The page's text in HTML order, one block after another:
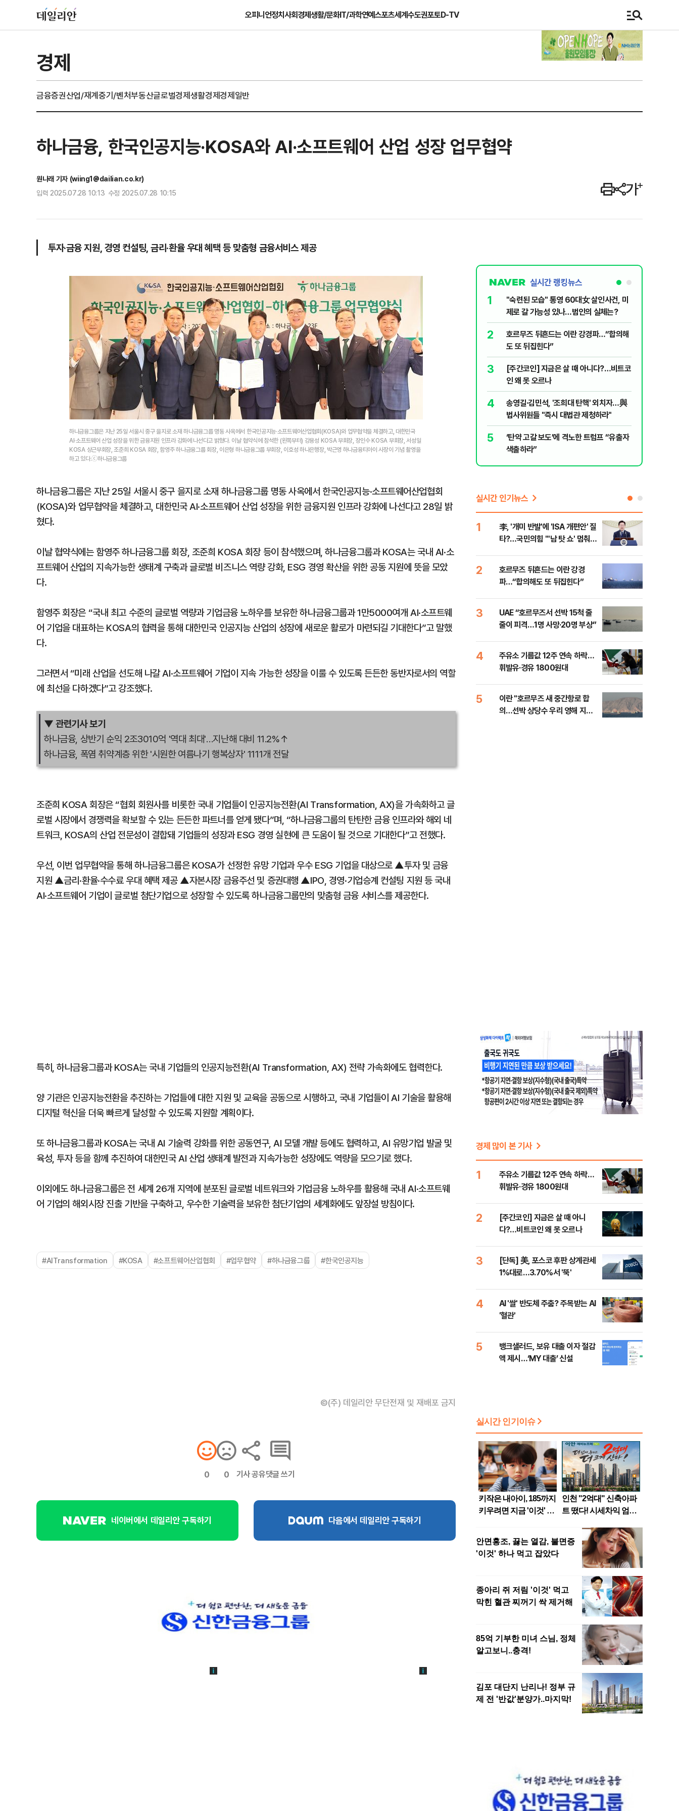
오피니언정치사회경제생활/문화IT/과학연예스포츠세계수도권포토D-TV
경제
금융증권산업/재계중기/벤처부동산글로벌경제생활경제경제일반
하나금융, 한국인공지능·KOSA와 AI·소프트웨어 산업 성장 업무협약
원나래 기자 (wiing1@dailian.co.kr)
입력 2025.07.28 10:13 수정 2025.07.28 10:15
투자·금융 지원, 경영 컨설팅, 금리·환율 우대 혜택 등 맞춤형 금융서비스 제공
하나금융그룹은 지난 25일 서울시 중구 을지로 소재 하나금융그룹 명동 사옥에서 한국인공지능·소프트웨어산업협회(KOSA)와 업무협약을 체결하고, 대한민국
AI·소프트웨어 산업 성장을 위한 금융지원 인프라 강화에 나선다고 밝혔다. 이날 협약식에 참석한 (왼쪽부터) 강용성 KOSA 부회장, 장인수 KOSA 부회장, 서성일
KOSA 상근부회장, 조준희 KOSA 회장, 함영주 하나금융그룹 회장, 이은형 하나금융그룹 부회장, 이호성 하나은행장, 박근영 하나금융티아이 사장이 기념 촬영을
하고 있다.ⓒ하나금융그룹
하나금융그룹은 지난 25일 서울시 중구 을지로 소재 하나금융그룹 명동 사옥에서 한국인공지능·소프트웨어산업협회
(KOSA)와 업무협약을 체결하고, 대한민국 AI·소프트웨어 산업 성장을 위한 금융지원 인프라 강화에 나선다고 28일 밝
혔다.
이날 협약식에는 함영주 하나금융그룹 회장, 조준희 KOSA 회장 등이 참석했으며, 하나금융그룹과 KOSA는 국내 AI·소
프트웨어 산업의 지속가능한 생태계 구축과 글로벌 비즈니스 역량 강화, ESG 경영 확산을 위한 공동 지원에 뜻을 모았
다.
함영주 회장은 “국내 최고 수준의 글로벌 역량과 기업금융 노하우를 보유한 하나금융그룹과 1만5000여개 AI·소프트웨
어 기업을 대표하는 KOSA의 협력을 통해 대한민국 인공지능 산업의 성장에 새로운 활로가 마련되길 기대한다”고 말했
다.
그러면서 “미래 산업을 선도해 나갈 AI·소프트웨어 기업이 지속 가능한 성장을 이룰 수 있도록 든든한 동반자로서의 역할
에 최선을 다하겠다”고 강조했다.
▼ 관련기사 보기
하나금융, 상반기 순익 2조3010억 '역대 최대'…지난해 대비 11.2%↑
하나금융, 폭염 취약계층 위한 '시원한 여름나기 행복상자' 1111개 전달
조준희 KOSA 회장은 “협회 회원사를 비롯한 국내 기업들이 인공지능전환(AI Transformation, AX)을 가속화하고 글
로벌 시장에서 경쟁력을 확보할 수 있는 든든한 파트너를 얻게 됐다”며, “하나금융그룹의 탄탄한 금융 인프라와 해외 네
트워크, KOSA의 산업 전문성이 결합돼 기업들의 성장과 ESG 경영 실현에 큰 도움이 될 것으로 기대한다”고 전했다.
우선, 이번 업무협약을 통해 하나금융그룹은 KOSA가 선정한 유망 기업과 우수 ESG 기업을 대상으로 ▲투자 및 금융
지원 ▲금리·환율·수수료 우대 혜택 제공 ▲자본시장 금융주선 및 증권대행 ▲IPO, 경영·기업승계 컨설팅 지원 등 국내
AI·소프트웨어 기업이 글로벌 첨단기업으로 성장할 수 있도록 하나금융그룹만의 맞춤형 금융 서비스를 제공한다.
특히, 하나금융그룹과 KOSA는 국내 기업들의 인공지능전환(AI Transformation, AX) 전략 가속화에도 협력한다.
양 기관은 인공지능전환을 추진하는 기업들에 대한 지원 및 교육을 공동으로 시행하고, 국내 기업들이 AI 기술을 활용해
디지털 혁신을 더욱 빠르게 달성할 수 있도록 지원할 계획이다.
또 하나금융그룹과 KOSA는 국내 AI 기술력 강화를 위한 공동연구, AI 모델 개발 등에도 협력하고, AI 유망기업 발굴 및
육성, 투자 등을 함께 추진하여 대한민국 AI 산업 생태계 발전과 지속가능한 성장에도 역량을 모으기로 했다.
이외에도 하나금융그룹은 전 세계 26개 지역에 분포된 글로벌 네트워크와 기업금융 노하우를 활용해 국내 AI·소프트웨
어 기업의 해외시장 진출 기반을 구축하고, 우수한 기술력을 보유한 첨단기업의 세계화에도 앞장설 방침이다.
#AITransformation #KOSA #소프트웨어산업협회 #업무협약 #하나금융그룹 #한국인공지능
©(주) 데일리안 무단전재 및 재배포 금지
0 0 기사 공유댓글 쓰기
네이버에서 데일리안 구독하기 다음에서 데일리안 구독하기
실시간 랭킹뉴스
1
"숙련된 모습" 통영 60대女 살인사건, 미
제로 갈 가능성 있나…범인의 실체는?
2
호르무즈 뒤흔드는 이란 강경파…“합의해
도 또 뒤집힌다”
3
[주간코인] 지금은 살 때 아니다?…비트코
인 왜 못 오르나
4
송영길·김민석, '조희대 탄핵' 외치자…與
법사위원들 "즉시 대법관 제청하라"
5
‘탄약 고갈 보도’에 격노한 트럼프 “유출자
색출하라”
실시간 인기뉴스
1
李, '개미 반발'에 'ISA 개편안' 질
타?…국민의힘 "'남 탓 쇼' 멈춰
2
호르무즈 뒤흔드는 이란 강경
파…“합의해도 또 뒤집힌다”
3
UAE “호르무즈서 선박 15척 줄
줄이 피격…1명 사망·20명 부상”
4
주유소 기름값 12주 연속 하락…
휘발유·경유 1800원대
5
이란 "호르무즈 새 중간항로 합
의…선박 상당수 우리 영해 지난
경제 많이 본 기사
1
주유소 기름값 12주 연속 하락…
휘발유·경유 1800원대
2
[주간코인] 지금은 살 때 아니
다?…비트코인 왜 못 오르나
3
[단독] 美, 포스코 후판 상계관세
1%대로…3.70%서 '뚝'
4
AI '쌀' 반도체 주춤? 주목받는 AI
'혈관'
5
뱅크샐러드, 보유 대출 이자 절감
액 제시…‘MY 대출’ 신설